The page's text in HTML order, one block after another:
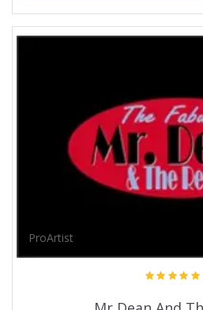
ProArtist